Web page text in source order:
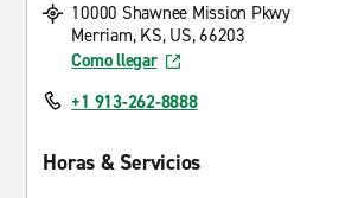
10000 Shawnee Mission Pkwy
Merriam, KS, US, 66203
Como llegar
+1 913-262-8888
Horas & Servicios